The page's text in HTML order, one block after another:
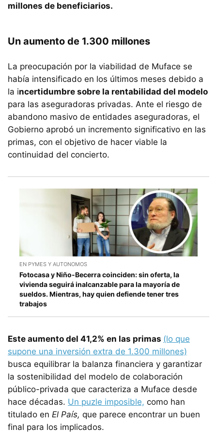
millones de beneficiarios.
Un aumento de 1.300 millones
La preocupación por la viabilidad de Muface se
había intensificado en los últimos meses debido a
la incertidumbre sobre la rentabilidad del modelo
para las aseguradoras privadas. Ante el riesgo de
abandono masivo de entidades aseguradoras, el
Gobierno aprobó un incremento significativo en las
primas, con el objetivo de hacer viable la
continuidad del concierto.
EN PYMES Y AUTONOMOS
Fotocasa y Niño-Becerra coinciden: sin oferta, la
vivienda seguirá inalcanzable para la mayoría de
sueldos. Mientras, hay quien defiende tener tres
trabajos
Este aumento del 41,2% en las primas (lo que
supone una inversión extra de 1.300 millones)
busca equilibrar la balanza financiera y garantizar
la sostenibilidad del modelo de colaboración
público-privada que caracteriza a Muface desde
hace décadas. Un puzle imposible, como han
titulado en El País, que parece encontrar un buen
final para los implicados.